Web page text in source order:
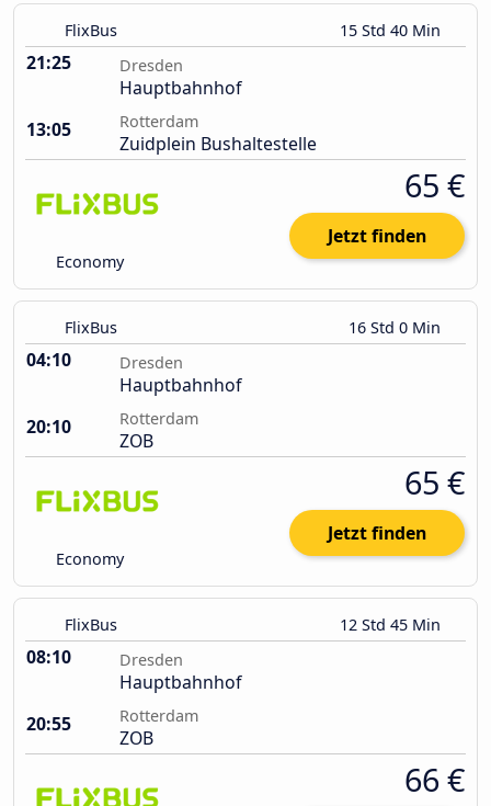
FlixBus 15 Std 40 Min
21:25 Dresden
Hauptbahnhof
13:05
Rotterdam
Zuidplein Bushaltestelle
Economy
65 €
Jetzt finden
FlixBus 16 Std 0 Min
04:10 Dresden
Hauptbahnhof
20:10
Rotterdam
ZOB
Economy
65 €
Jetzt finden
FlixBus 12 Std 45 Min
08:10 Dresden
Hauptbahnhof
20:55
Rotterdam
ZOB
66 €